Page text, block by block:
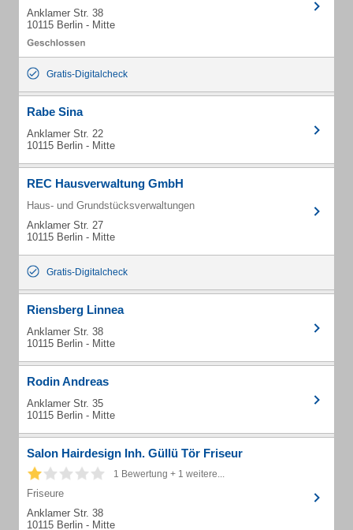
Anklamer Str. 38
10115 Berlin - Mitte
Gratis-Digitalcheck
Rabe Sina
Anklamer Str. 22
10115 Berlin - Mitte
REC Hausverwaltung GmbH
Haus- und Grundstücksverwaltungen
Anklamer Str. 27
10115 Berlin - Mitte
Gratis-Digitalcheck
Riensberg Linnea
Anklamer Str. 38
10115 Berlin - Mitte
Rodin Andreas
Anklamer Str. 35
10115 Berlin - Mitte
Salon Hairdesign Inh. Güllü Tör Friseur
1 Bewertung + 1 weitere...
Friseure
Anklamer Str. 38
10115 Berlin - Mitte